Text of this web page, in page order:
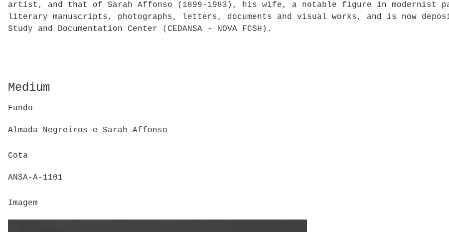
artist, and that of Sarah Affonso (1899-1983), his wife, a notable figure in modernist
literary manuscripts, photographs, letters, documents and visual works, and is now
Study and Documentation Center (CEDANSA - NOVA FCSH).
Medium
Fundo
Almada Negreiros e Sarah Affonso
Cota
ANSA-A-1101
Imagem